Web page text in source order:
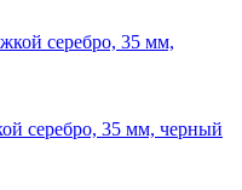
серебро, 35 мм, черный